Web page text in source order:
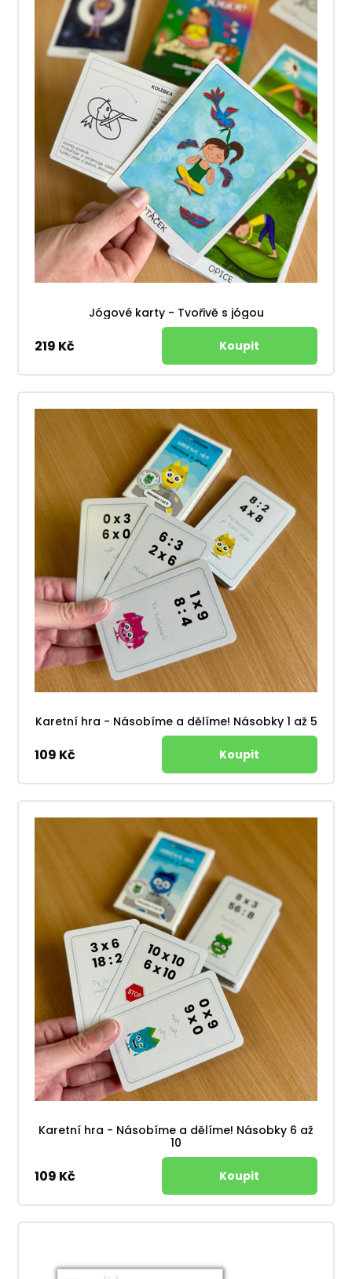
Jógové karty - Tvořivě s jógou
219 Kč
Karetní hra - Násobíme a dělíme! Násobky 1 až 5
109 Kč
Karetní hra - Násobíme a dělíme! Násobky 6 až
10
109 Kč